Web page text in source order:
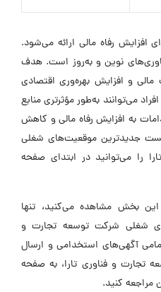
برای افزایش رفاه مالی ارائه می‌شود.
نوین و به‌روز است. هدف
مالی و افزایش بهره‌وری اقتصادی
می‌توانند به‌طور مؤثرتری منابع
به افزایش رفاه مالی و کاهش
جدیدترین موقعیت‌های شغلی
را می‌توانید در ابتدای صفحه
بخش مشاهده می‌کنید، تنها
شغلی شرکت توسعه تجارت و
آگهی‌های استخدامی و ارسال
و فناوری تارا، به صفحه
کنید.